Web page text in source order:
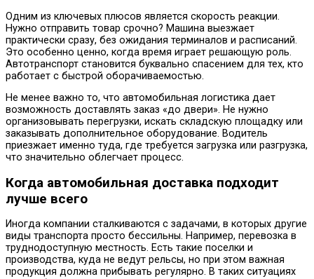
Одним из ключевых плюсов является скорость реакции.
Нужно отправить товар срочно? Машина выезжает
практически сразу, без ожидания терминалов и расписаний.
Это особенно ценно, когда время играет решающую роль.
Автотранспорт становится буквально спасением для тех, кто
работает с быстрой оборачиваемостью.
Не менее важно то, что автомобильная логистика дает
возможность доставлять заказ «до двери». Не нужно
организовывать перегрузки, искать складскую площадку или
заказывать дополнительное оборудование. Водитель
приезжает именно туда, где требуется загрузка или разгрузка,
что значительно облегчает процесс.
Когда автомобильная доставка подходит
лучше всего
Иногда компании сталкиваются с задачами, в которых другие
виды транспорта просто бессильны. Например, перевозка в
труднодоступную местность. Есть такие поселки и
производства, куда не ведут рельсы, но при этом важная
продукция должна прибывать регулярно. В таких ситуациях